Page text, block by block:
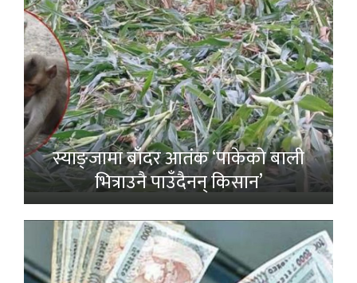
स्याङ्जामा बाँदर आतंक ‘पाकेको बाली
भित्राउनै पाउँदैनन् किसान’